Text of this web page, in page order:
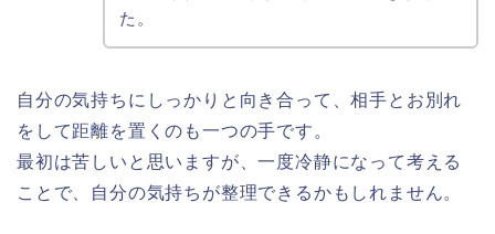
た。
自分の気持ちにしっかりと向き合って、相手とお別れ
をして距離を置くのも一つの手です。
最初は苦しいと思いますが、一度冷静になって考える
ことで、自分の気持ちが整理できるかもしれません。